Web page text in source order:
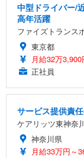
中型ドライバー/
高年活躍
ファイズトランス
東京都
月給32万
正社員
サービス提供責
ケアリッツ東神奈
神奈川県
月給33万円～